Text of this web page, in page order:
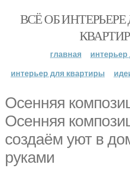
ВСЁ ОБ
главная
интерьер для квартиры
Осенняя
Осенняя
создаём уют в
руками